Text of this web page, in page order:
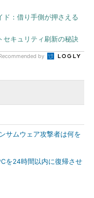
ド：借り手側が押さえる
セキュリティ刷新の秘訣
by
サムウェア攻撃者は何を
を24時間以内に復帰させ